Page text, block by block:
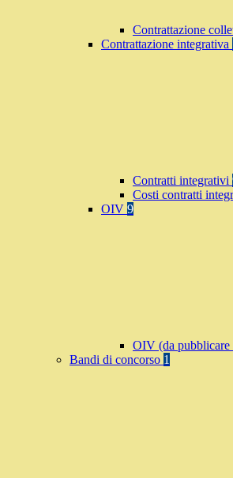
Contrattazione
Contrattazione integrativa
Contratti integrativi
Costi contratti
OIV 9
OIV (da pubblicare
Bandi di concorso 1